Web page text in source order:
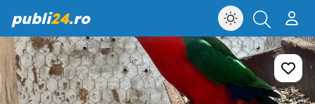
publi24.ro